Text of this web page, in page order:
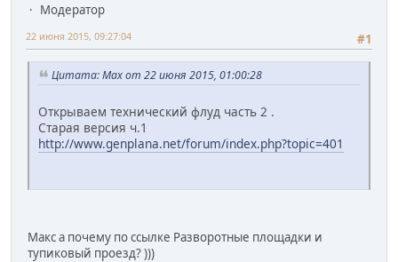
Модератор
#1
22 июня 2015, 09:27:04
Цитата: Max от 22 июня 2015, 01:00:28
Открываем технический флуд часть 2 .
Старая версия ч.1
http://www.genplana.net/forum/index.php?topic=401
Макс а почему по ссылке Разворотные площадки и
тупиковый проезд? )))